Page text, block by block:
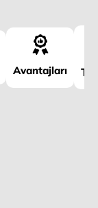
Avantajları